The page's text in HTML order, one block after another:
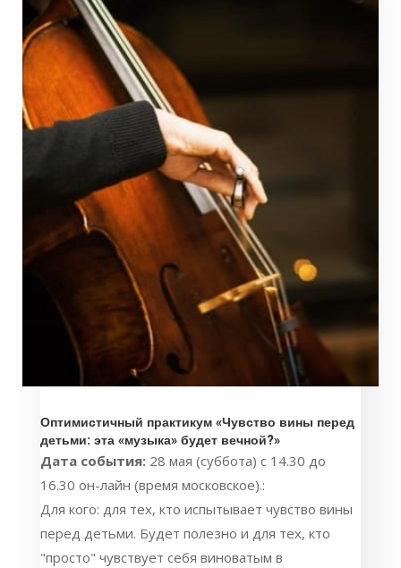
Оптимистичный практикум «Чувство вины перед
детьми: эта «музыка» будет вечной?»
Дата события: 28 мая (суббота) с 14.30 до
16.30 он-лайн (время московское).:
Для кого: для тех, кто испытывает чувство вины
перед детьми. Будет полезно и для тех, кто
"просто" чувствует себя виноватым в